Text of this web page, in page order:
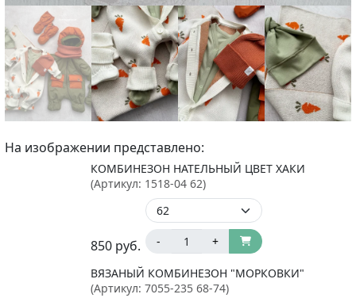
На изображении представлено:
КОМБИНЕЗОН НАТЕЛЬНЫЙ ЦВЕТ ХАКИ
(Артикул: 1518-04 62)
850 руб. - +
ВЯЗАНЫЙ КОМБИНЕЗОН "МОРКОВКИ"
(Артикул: 7055-235 68-74)